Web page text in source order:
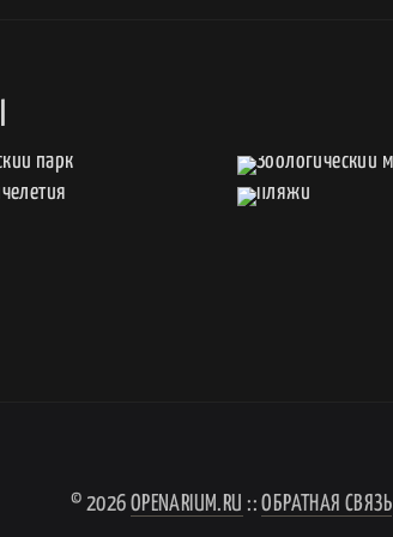
© 2026 OPENARIUM.RU ::ОБРАТНАЯ СВЯЗЬ